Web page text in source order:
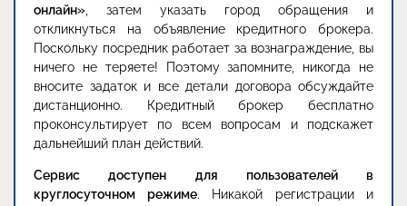
онлайн» , затем указать город обращения и
откликнуться на объявление кредитного брокера.
Поскольку посредник работает за вознаграждение, вы
ничего не теряете! Поэтому запомните, никогда не
вносите задаток и все детали договора обсуждайте
дистанционно. Кредитный брокер бесплатно
проконсультирует по всем вопросам и подскажет
дальнейший план действий.
Сервис доступен для пользователей в
круглосуточном режиме. Никакой регистрации и